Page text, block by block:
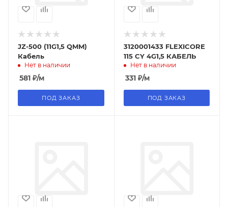
JZ-500 (11G1,5 QMM)
Кабель
Нет в наличии
581 ₽/м
ПОД ЗАКАЗ
3120001433 FLEXICORE
115 CY 4G1,5 КАБЕЛЬ
Нет в наличии
331₽/м
ПОД ЗАКАЗ